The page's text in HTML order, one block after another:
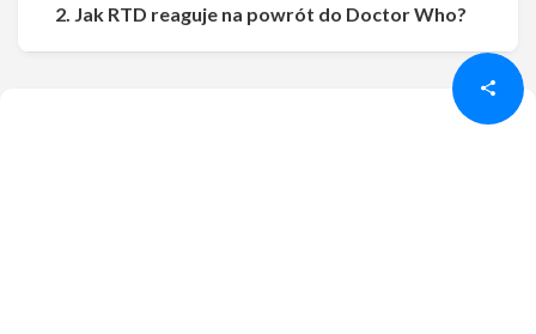
Udostępnij Udostępnij
2. Jak RTD reaguje na powrót do Doctor Who?